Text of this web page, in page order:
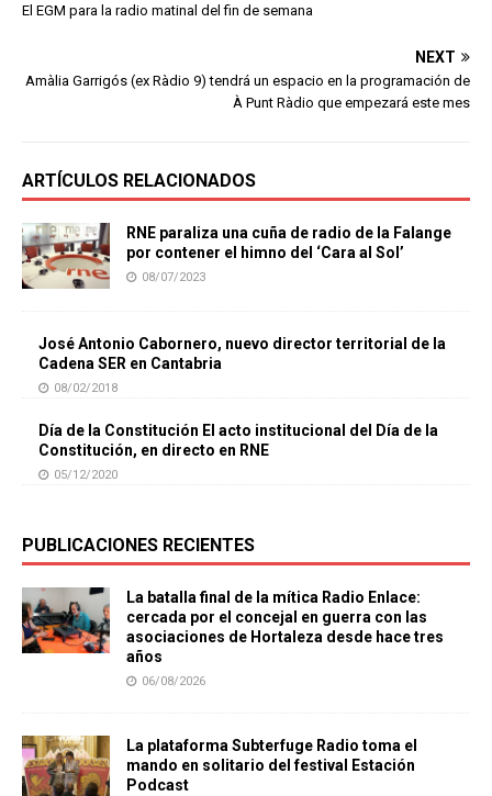
El EGM para la radio matinal del fin de semana
NEXT
Amàlia Garrigós (ex Ràdio 9) tendrá un espacio en la programación de
À Punt Ràdio que empezará este mes
ARTÍCULOS RELACIONADOS
RNE paraliza una cuña de radio de la Falange
por contener el himno del ‘Cara al Sol’
08/07/2023
José Antonio Cabornero, nuevo director territorial de la
Cadena SER en Cantabria
08/02/2018
Día de la Constitución El acto institucional del Día de la
Constitución, en directo en RNE
05/12/2020
PUBLICACIONES RECIENTES
La batalla final de la mítica Radio Enlace:
cercada por el concejal en guerra con las
asociaciones de Hortaleza desde hace tres
años
06/08/2026
La plataforma Subterfuge Radio toma el
mando en solitario del festival Estación
Podcast